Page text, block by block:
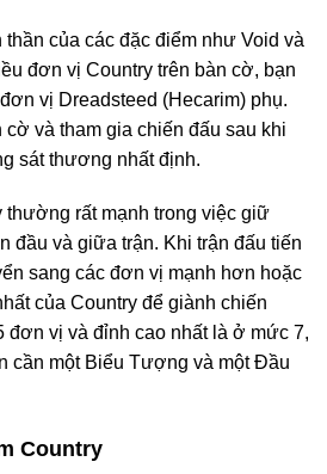
của các đặc điểm như Void và
đơn vị Country trên bàn cờ, bạn
vị Dreadsteed (Hecarim) phụ.
và tham gia chiến đấu sau khi
sát thương nhất định.
rất mạnh trong việc giữ
đầu và giữa trận. Khi trận đấu tiến
sang các đơn vị mạnh hơn hoặc
của Country để giành chiến
đơn vị và đỉnh cao nhất là ở mức 7,
cần một Biểu Tượng và một Đầu
Country